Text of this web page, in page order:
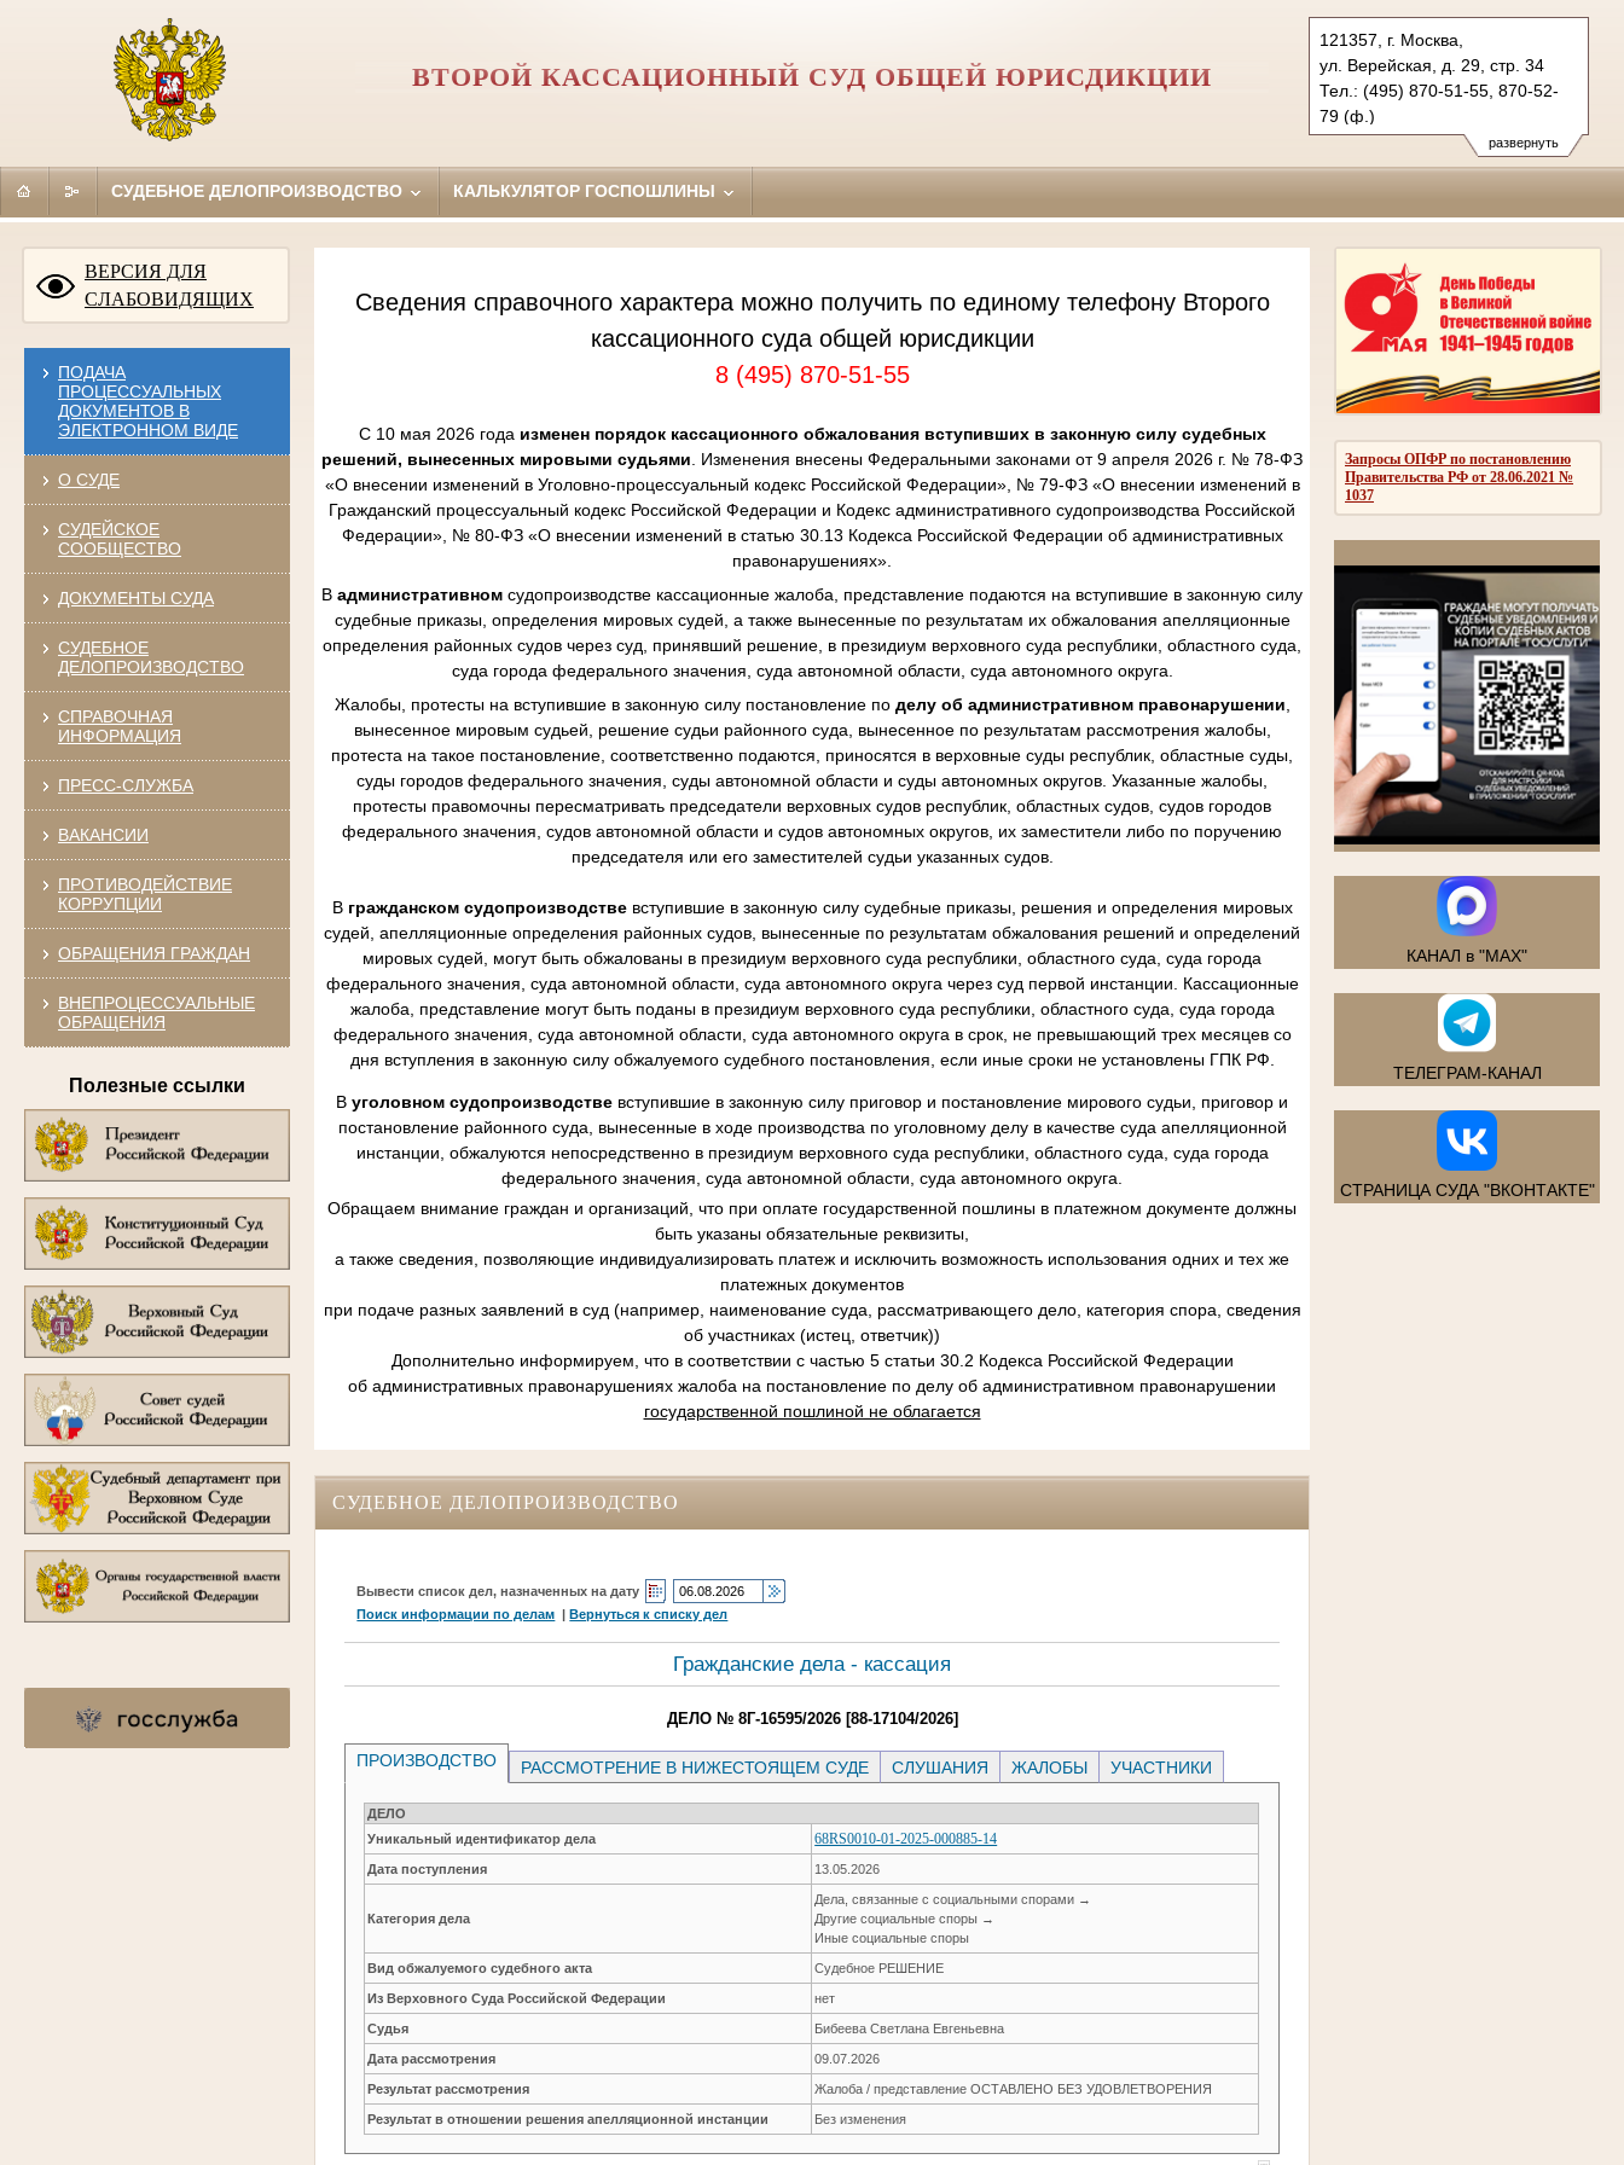
развернуть
121357, г. Москва,
ул. Верейская, д. 29, стр. 34
Тел.: (495) 870-51-55, 870-52-
79 (ф.)
2kas@sudrf.ru
ВТОРОЙ КАССАЦИОННЫЙ СУД ОБЩЕЙ ЮРИСДИКЦИИ
СУДЕБНОЕ ДЕЛОПРОИЗВОДСТВО КАЛЬКУЛЯТОР ГОСПОШЛИНЫ
ВЕРСИЯ ДЛЯ
СЛАБОВИДЯЩИХ
ПОДАЧА
ПРОЦЕССУАЛЬНЫХ
ДОКУМЕНТОВ В
ЭЛЕКТРОННОМ ВИДЕ
О СУДЕ
СУДЕЙСКОЕ
СООБЩЕСТВО
ДОКУМЕНТЫ СУДА
СУДЕБНОЕ
ДЕЛОПРОИЗВОДСТВО
СПРАВОЧНАЯ
ИНФОРМАЦИЯ
ПРЕСС-СЛУЖБА
ВАКАНСИИ
ПРОТИВОДЕЙСТВИЕ
КОРРУПЦИИ
ОБРАЩЕНИЯ ГРАЖДАН
ВНЕПРОЦЕССУАЛЬНЫЕ
ОБРАЩЕНИЯ
Полезные ссылки
Запросы ОПФР по постановлению
Правительства РФ от 28.06.2021 №
1037
КАНАЛ в "MAX"
ТЕЛЕГРАМ-КАНАЛ
СТРАНИЦА СУДА "ВКОНТАКТЕ"
Сведения справочного характера можно получить по единому телефону Второго
кассационного суда общей юрисдикции
8 (495) 870-51-55
С 10 мая 2026 года изменен порядок кассационного обжалования вступивших в законную силу судебных
решений, вынесенных мировыми судьями. Изменения внесены Федеральными законами от 9 апреля 2026 г. № 78-ФЗ
«О внесении изменений в Уголовно-процессуальный кодекс Российской Федерации», № 79-ФЗ «О внесении изменений в
Гражданский процессуальный кодекс Российской Федерации и Кодекс административного судопроизводства Российской
Федерации», № 80-ФЗ «О внесении изменений в статью 30.13 Кодекса Российской Федерации об административных
правонарушениях».
В административном судопроизводстве кассационные жалоба, представление подаются на вступившие в законную силу
судебные приказы, определения мировых судей, а также вынесенные по результатам их обжалования апелляционные
определения районных судов через суд, принявший решение, в президиум верховного суда республики, областного суда,
суда города федерального значения, суда автономной области, суда автономного округа.
Жалобы, протесты на вступившие в законную силу постановление по делу об административном правонарушении,
вынесенное мировым судьей, решение судьи районного суда, вынесенное по результатам рассмотрения жалобы,
протеста на такое постановление, соответственно подаются, приносятся в верховные суды республик, областные суды,
суды городов федерального значения, суды автономной области и суды автономных округов. Указанные жалобы,
протесты правомочны пересматривать председатели верховных судов республик, областных судов, судов городов
федерального значения, судов автономной области и судов автономных округов, их заместители либо по поручению
председателя или его заместителей судьи указанных судов.
В гражданском судопроизводствевступившие в законную силу судебные приказы, решения и определения мировых
судей, апелляционные определения районных судов, вынесенные по результатам обжалования решений и определений
мировых судей, могут быть обжалованы в президиум верховного суда республики, областного суда, суда города
федерального значения, суда автономной области, суда автономного округа через суд первой инстанции. Кассационные
жалоба, представление могут быть поданы в президиум верховного суда республики, областного суда, суда города
федерального значения, суда автономной области, суда автономного округа в срок, не превышающий трех месяцев со
дня вступления в законную силу обжалуемого судебного постановления, если иные сроки не установлены ГПК РФ.
В уголовном судопроизводстве вступившие в законную силу приговор и постановление мирового судьи, приговор и
постановление районного суда, вынесенные в ходе производства по уголовному делу в качестве суда апелляционной
инстанции, обжалуются непосредственно в президиум верховного суда республики, областного суда, суда города
федерального значения, суда автономной области, суда автономного округа.
Обращаем внимание граждан и организаций, что при оплате государственной пошлины в платежном документе должны
быть указаны обязательные реквизиты,
а также сведения, позволяющие индивидуализировать платеж и исключить возможность использования одних и тех же
платежных документов
при подаче разных заявлений в суд (например, наименование суда, рассматривающего дело, категория спора, сведения
об участниках (истец, ответчик))
Дополнительно информируем, что в соответствии с частью 5 статьи 30.2 Кодекса Российской Федерации
об административных правонарушениях жалоба на постановление по делу об административном правонарушении
государственной пошлиной не облагается
СУДЕБНОЕ ДЕЛОПРОИЗВОДСТВО
Вывести список дел, назначенных на дату
Поиск информации по делам |Вернуться к списку дел
Гражданские дела - кассация
ДЕЛО № 8Г-16595/2026 [88-17104/2026]
ПРОИЗВОДСТВО РАССМОТРЕНИЕ В НИЖЕСТОЯЩЕМ СУДЕ СЛУШАНИЯ ЖАЛОБЫ УЧАСТНИКИ
ДЕЛО
Уникальный идентификатор дела
68RS0010-01-2025-000885-14
Дата поступления 13.05.2026
Категория дела
Дела, связанные с социальными спорами →
Другие социальные споры →
Иные социальные споры
Вид обжалуемого судебного акта Судебное РЕШЕНИЕ
Из Верховного Суда Российской Федерации нет
Судья Бибеева Светлана Евгеньевна
Дата рассмотрения 09.07.2026
Результат рассмотрения Жалоба / представление ОСТАВЛЕНО БЕЗ УДОВЛЕТВОРЕНИЯ
Результат в отношении решения апелляционной инстанции Без изменения